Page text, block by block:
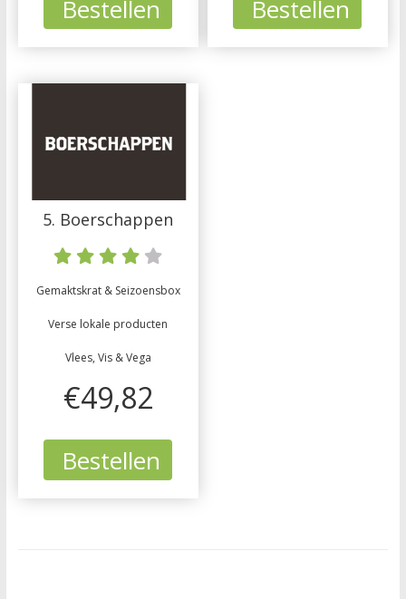
Bestellen Bestellen
5. Boerschappen
Gemaktskrat & Seizoensbox
Verse lokale producten
Vlees, Vis & Vega
€49,82
Bestellen